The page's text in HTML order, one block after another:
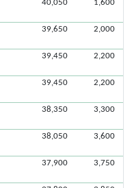
40,050 1,600
39,650 2,000
39,450 2,200
39,450 2,200
38,350 3,300
38,050 3,600
37,900 3,750